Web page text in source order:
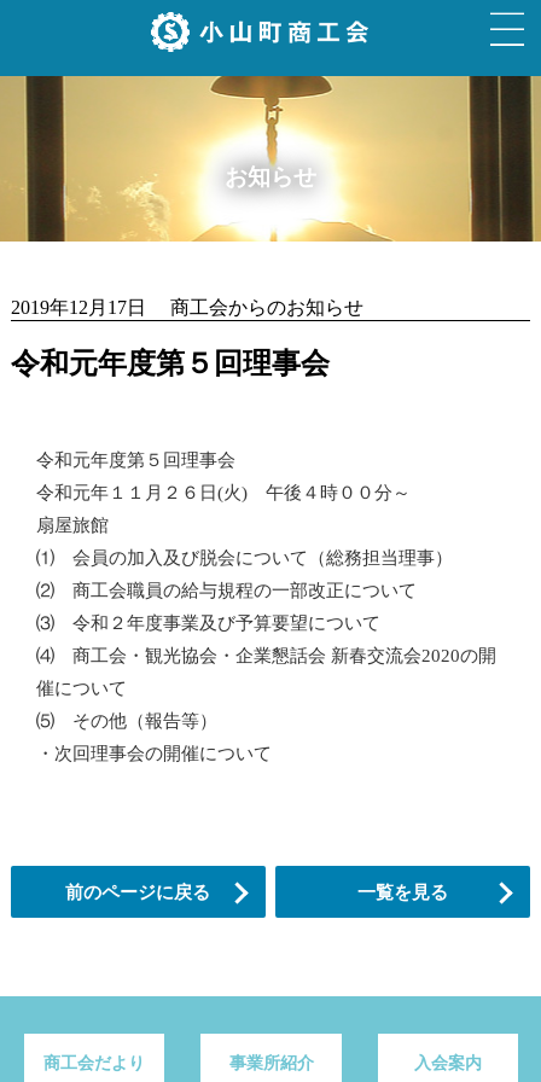
お知らせ
2019年12月17日 商工会からのお知らせ
令和元年度第５回理事会
令和元年度第５回理事会
令和元年１１月２６日(火) 午後４時００分～
扇屋旅館
⑴ 会員の加入及び脱会について（総務担当理事）
⑵ 商工会職員の給与規程の一部改正について
⑶ 令和２年度事業及び予算要望について
⑷ 商工会・観光協会・企業懇話会 新春交流会2020の開
催について
⑸ その他（報告等）
・次回理事会の開催について
前のページに戻る 一覧を見る
商工会だより 事業所紹介 入会案内